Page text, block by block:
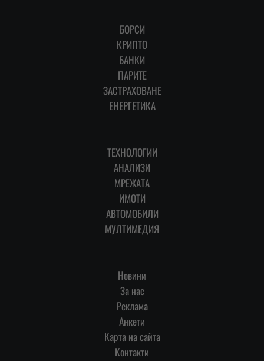
БОРСИ
КРИПТО
БАНКИ
ПАРИТЕ
ЗАСТРАХОВАНЕ
ЕНЕРГЕТИКА
ТЕХНОЛОГИИ
АНАЛИЗИ
МРЕЖАТА
ИМОТИ
АВТОМОБИЛИ
МУЛТИМЕДИЯ
Новини
За нас
Реклама
Анкети
Карта на сайта
Контакти